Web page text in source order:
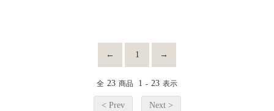
← 1 →
全 23 商品 1 - 23 表示
< Prev Next >